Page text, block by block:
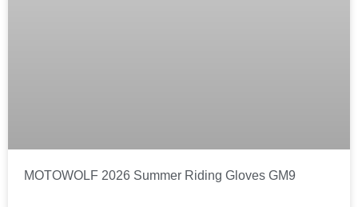
MOTOWOLF 2026 Summer Riding Gloves GM9